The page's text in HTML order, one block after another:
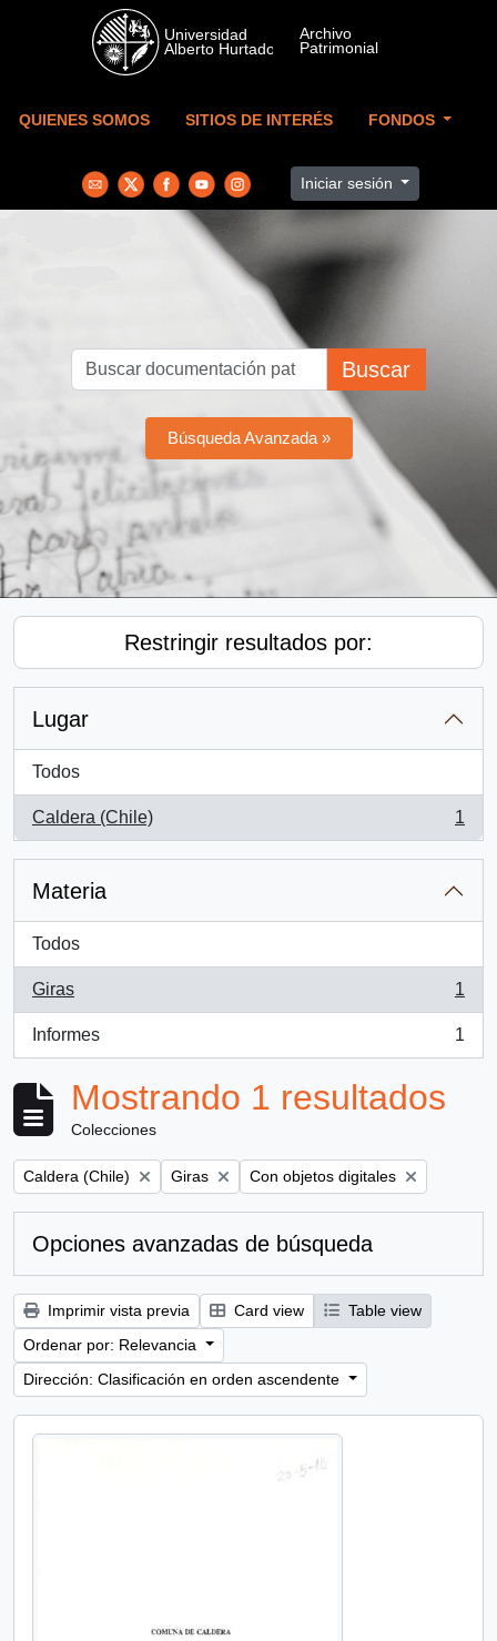
Skip to main content
QUIENES SOMOS SITIOS DE INTERÉS FONDOS
Iniciar sesión
Buscar
Búsqueda Avanzada »
Restringir resultados por:
Lugar
Todos
Caldera (Chile)
, 1 resultados
1
Materia
Todos
Giras
, 1 resultados
1
Informes
, 1 resultados
1
Mostrando 1 resultados
Colecciones
Remove filter:
Caldera (Chile) Remove filter:
Giras Remove filter:
Con objetos digitales
Opciones avanzadas de búsqueda
Imprimir vista previa Card view
Table view
Ordenar por: Relevancia
Dirección: Clasificación en orden ascendente